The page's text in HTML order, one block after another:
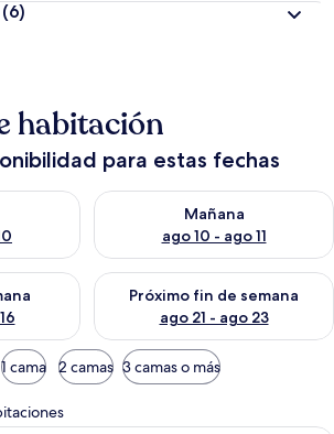
(6)
habitación
para estas fechas
para hoy ago 9 - ago 10
Mañana
ago 10 - ago 11
Consulta la disponibilidad
para este fin de semana ago 14 -
Próximo fin de semana
ago 21 - ago 23
Consulta la disponibilidad
1 cama 2 camas 3 camas o más